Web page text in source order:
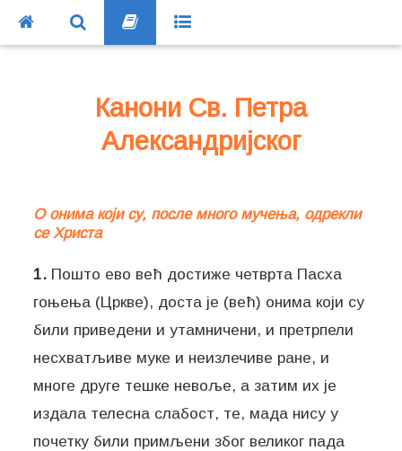
Канони Св. Петра
Александријског
О онима који су, после много мучења, одрекли
се Христа
1. Пошто ево већ достиже четврта Пасха
гоњења (Цркве), доста је (већ) онима који су
били приведени и утамничени, и претрпели
несхватљиве муке и неизлечиве ране, и
многе друге тешке невоље, а затим их је
издала телесна слабост, те, мада нису у
почетку били примљени због великог пада